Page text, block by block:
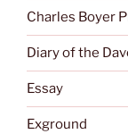
Charles Boyer
Diary of the
Essay
Exground